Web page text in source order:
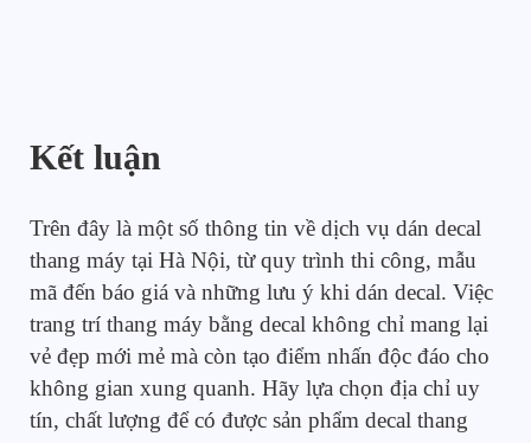
Kết luận
Trên đây là một số thông tin về dịch vụ dán decal
thang máy tại Hà Nội, từ quy trình thi công, mẫu
mã đến báo giá và những lưu ý khi dán decal. Việc
trang trí thang máy bằng decal không chỉ mang lại
vẻ đẹp mới mẻ mà còn tạo điểm nhấn độc đáo cho
không gian xung quanh. Hãy lựa chọn địa chỉ uy
tín, chất lượng để có được sản phẩm decal thang